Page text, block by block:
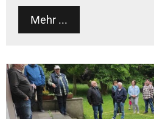
Mehr ...